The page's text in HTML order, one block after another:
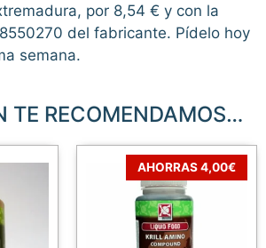
por 8,54 € y con la
del fabricante. Pídelo hoy
semana.
TE RECOMENDAMOS…
AHORRAS 4,00€